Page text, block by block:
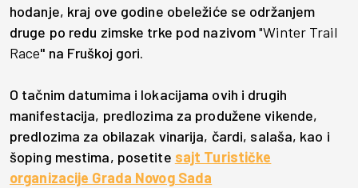
hodanje, kraj ove godine obeležiće se održanjem
druge po redu zimske trke pod nazivom"Winter Trail
Race" na Fruškoj gori.
O tačnim datumima i lokacijama ovih i drugih
manifestacija, predlozima za produžene vikende,
predlozima za obilazak vinarija, čardi, salaša, kao i
šoping mestima, posetite sajt Turističke
organizacije Grada Novog Sada